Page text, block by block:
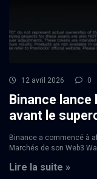
12 avril 2026 0
Binance
avant le
Binance a commencé à
Marchés de son Web3
Lire la suite »